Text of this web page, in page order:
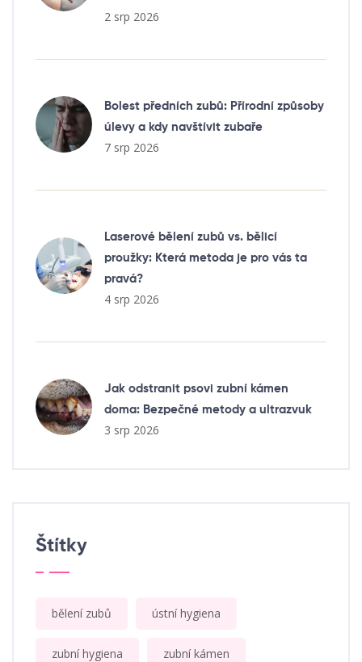
2 srp 2026
Bolest předních zubů: Přírodní způsoby
úlevy a kdy navštívit zubaře
7 srp 2026
Laserové bělení zubů vs. bělicí
proužky: Která metoda je pro vás ta
pravá?
4 srp 2026
Jak odstranit psovi zubní kámen
doma: Bezpečné metody a ultrazvuk
3 srp 2026
Štítky
bělení zubů ústní hygiena
zubní hygiena zubní kámen